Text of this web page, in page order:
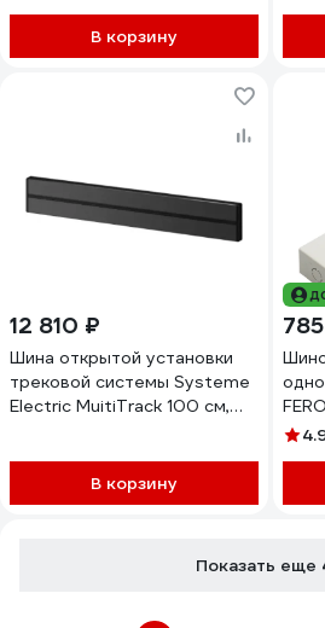
В корзину
12 810 ₽
Шина открытой установки
трековой системы Systeme
Electric MuitiTrack 100 см,
В корзину
Показать еще